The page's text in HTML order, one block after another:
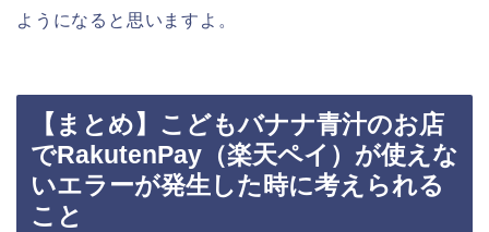
ようになると思いますよ。
【まとめ】こどもバナナ青汁のお店
でRakutenPay（楽天ペイ）が使えな
いエラーが発生した時に考えられる
こと